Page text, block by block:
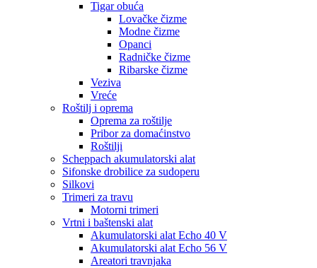
Tigar obuća
Lovačke čizme
Modne čizme
Opanci
Radničke čizme
Ribarske čizme
Veziva
Vreće
Roštilj i oprema
Oprema za roštilje
Pribor za domaćinstvo
Roštilji
Scheppach akumulatorski alat
Sifonske drobilice za sudoperu
Silkovi
Trimeri za travu
Motorni trimeri
Vrtni i baštenski alat
Akumulatorski alat Echo 40 V
Akumulatorski alat Echo 56 V
Areatori travnjaka